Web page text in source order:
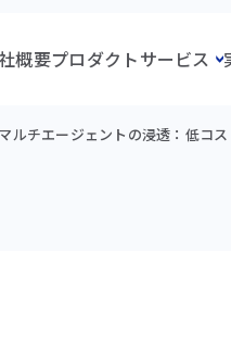
概要プロダクトサービス
ルチエージェントの浸透：低コ